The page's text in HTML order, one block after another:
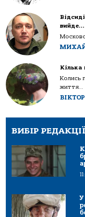
вийде…
Кілька
Колись
життя...
ВИБІР РЕДАКЦІЇ
У